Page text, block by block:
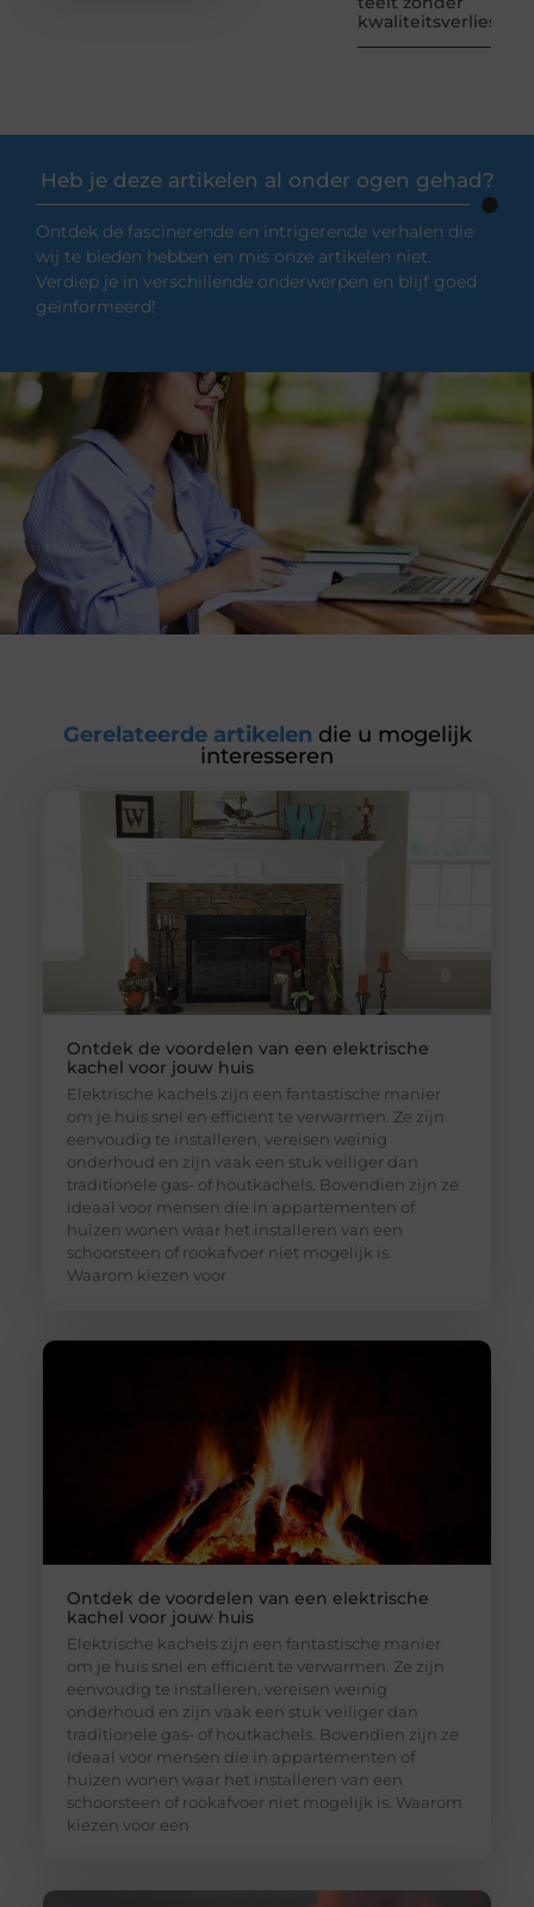
kwaliteitsverlies
Heb je deze artikelen al onder ogen gehad?
Ontdek de fascinerende en intrigerende verhalen die
wij te bieden hebben en mis onze artikelen niet.
Verdiep je in verschillende onderwerpen en blijf goed
geïnformeerd!
Gerelateerde artikelen die u mogelijk
interesseren
Ontdek de voordelen van een elektrische
kachel voor jouw huis
Elektrische kachels zijn een fantastische manier
om je huis snel en efficiënt te verwarmen. Ze zijn
eenvoudig te installeren, vereisen weinig
onderhoud en zijn vaak een stuk veiliger dan
traditionele gas- of houtkachels. Bovendien zijn ze
ideaal voor mensen die in appartementen of
huizen wonen waar het installeren van een
schoorsteen of rookafvoer niet mogelijk is.
Waarom kiezen voor
Ontdek de voordelen van een elektrische
kachel voor jouw huis
Elektrische kachels zijn een fantastische manier
om je huis snel en efficiënt te verwarmen. Ze zijn
eenvoudig te installeren, vereisen weinig
onderhoud en zijn vaak een stuk veiliger dan
traditionele gas- of houtkachels. Bovendien zijn ze
ideaal voor mensen die in appartementen of
huizen wonen waar het installeren van een
schoorsteen of rookafvoer niet mogelijk is. Waarom
kiezen voor een